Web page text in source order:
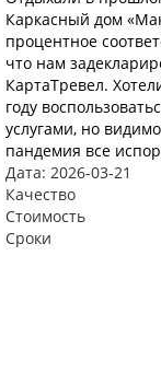
Каркасный дом
процентное
что нам
КартаТревел.
году
услугами, но
пандемия все
Дата: 2026-03-21
Качество
Стоимость
Сроки